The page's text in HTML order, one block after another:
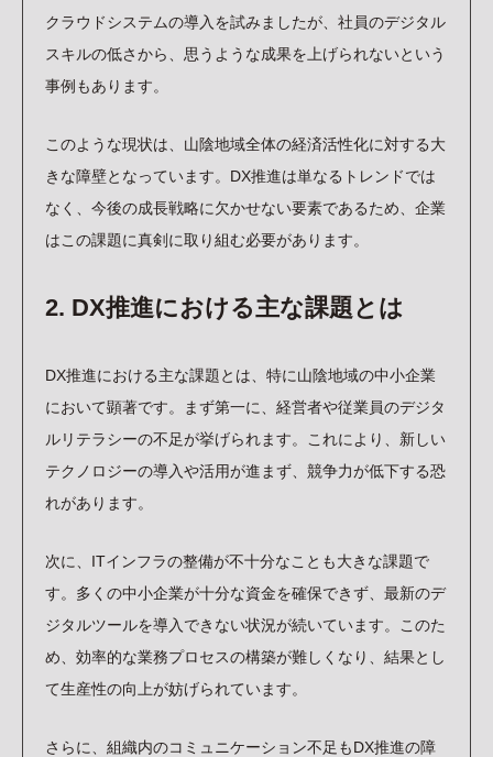
クラウドシステムの導入を試みましたが、社員のデジタル
スキルの低さから、思うような成果を上げられないという
事例もあります。
このような現状は、山陰地域全体の経済活性化に対する大
きな障壁となっています。DX推進は単なるトレンドでは
なく、今後の成長戦略に欠かせない要素であるため、企業
はこの課題に真剣に取り組む必要があります。
2. DX推進における主な課題とは
DX推進における主な課題とは、特に山陰地域の中小企業
において顕著です。まず第一に、経営者や従業員のデジタ
ルリテラシーの不足が挙げられます。これにより、新しい
テクノロジーの導入や活用が進まず、競争力が低下する恐
れがあります。
次に、ITインフラの整備が不十分なことも大きな課題で
す。多くの中小企業が十分な資金を確保できず、最新のデ
ジタルツールを導入できない状況が続いています。このた
め、効率的な業務プロセスの構築が難しくなり、結果とし
て生産性の向上が妨げられています。
さらに、組織内のコミュニケーション不足もDX推進の障